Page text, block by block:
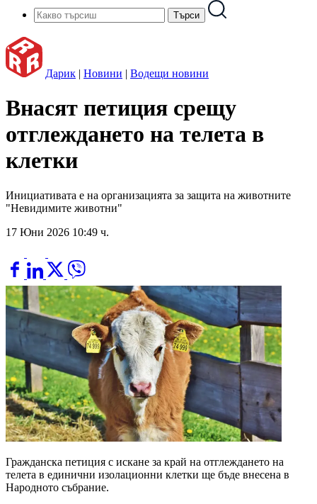
Дарик | Новини | Водещи новини
Внасят петиция срещу
отглеждането на телета в
клетки
Инициативата е на организацията за защита на животните
"Невидимите животни"
17 Юни 2026 10:49 ч.
Гражданска петиция с искане за край на отглеждането на
телета в единични изолационни клетки ще бъде внесена в
Народното събрание.